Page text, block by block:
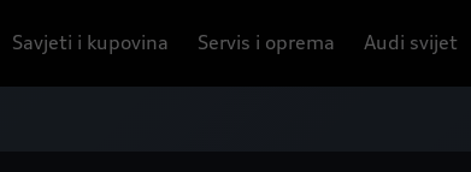
Savjeti i kupovina Servis i oprema Audi svijet